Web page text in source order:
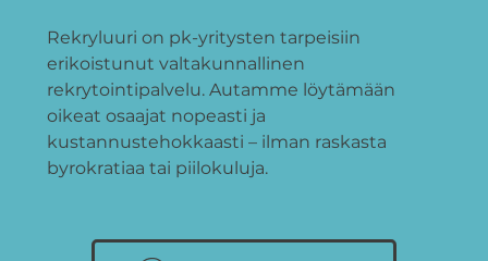
Rekryluuri on pk-yritysten tarpeisiin
erikoistunut valtakunnallinen
rekrytointipalvelu. Autamme löytämään
oikeat osaajat nopeasti ja
kustannustehokkaasti – ilman raskasta
byrokratiaa tai piilokuluja.